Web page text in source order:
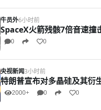
牛员外6小时前
SpaceX火箭残骸7倍音速撞
0 0
央视新闻3小时前
特朗普宣布对多晶硅及其衍
2000+ 0 0